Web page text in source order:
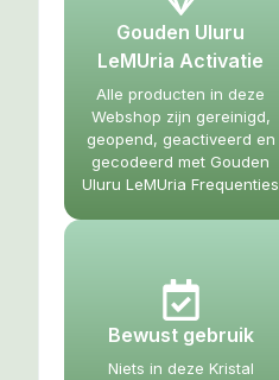
Gouden Uluru
LeMUria Activatie
Alle producten in deze
Webshop zijn gereinigd,
geopend, geactiveerd en
gecodeerd met Gouden
Uluru LeMUria Frequenties
Bewust gebruik
Niets in deze Kristal